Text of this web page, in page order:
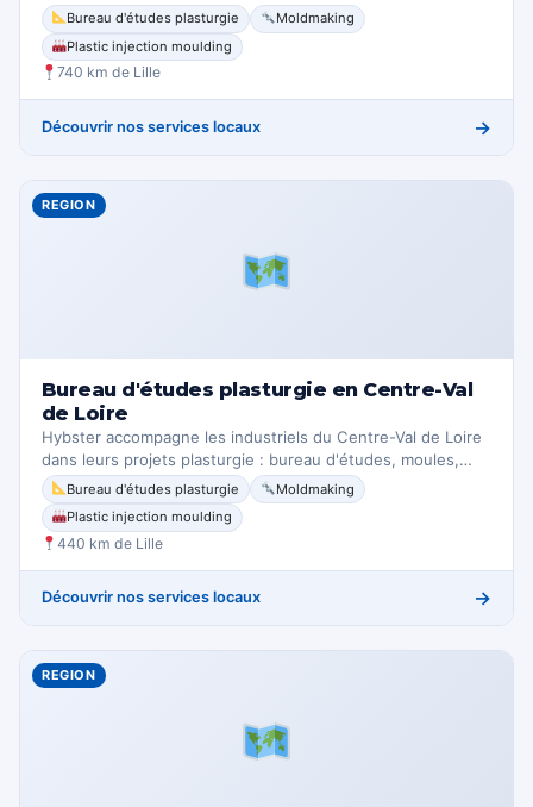
Bureau d'études plasturgie
Moldmaking
Plastic injection moulding
740 km de Lille
Découvrir nos services locaux →
REGION
Bureau d'études plasturgie en Centre-Val
de Loire
Hybster accompagne les industriels du Centre-Val de Loire
dans leurs projets plasturgie : bureau d'études, moules,…
Bureau d'études plasturgie
Moldmaking
Plastic injection moulding
440 km de Lille
Découvrir nos services locaux →
REGION